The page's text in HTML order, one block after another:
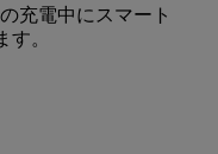
充電中にスマート
。